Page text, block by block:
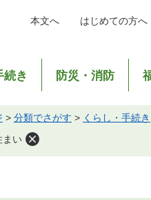
本文へ はじめての方へ
続き 防災・消防
> 分類でさがす > くらし・手続き
まい